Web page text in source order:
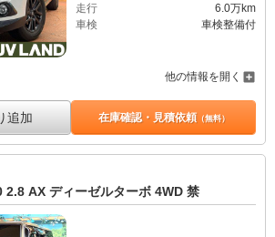
走行
6.0万km
車検
車検整備付
他の情報を開く
追加 在庫確認・見積依頼（無料）
2.8 AX ディーゼルターボ 4WD 禁